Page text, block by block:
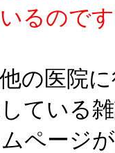
るので
の医院
ている
ページ